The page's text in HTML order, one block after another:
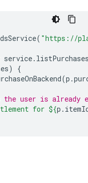
( "https://
service.
)
{
(p .
the user is
for ${p .